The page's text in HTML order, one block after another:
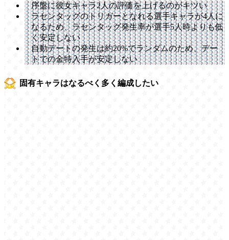
序盤に彼女キャラ2人の評価を上げるのがキツい
ラセンタッグのトリガーとなれる選手キャラが4人に
なるため、ラセンタッグ発生率が選手5人時よりも低
く安定しない
自動デートの発生は約20%でランダムのため、デー
トでの金特入手が安定しない
固有キャラはなるべく多く編成したい